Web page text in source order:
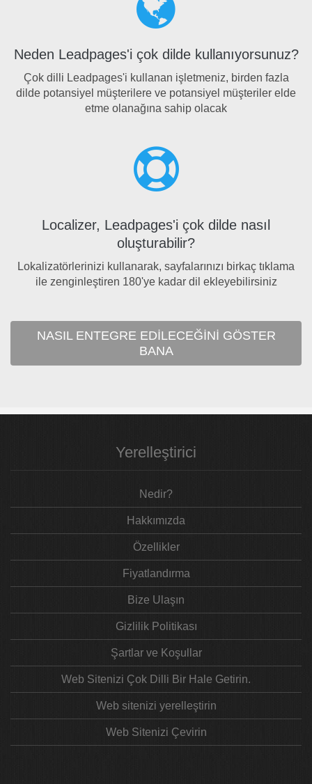
Neden Leadpages'i çok dilde kullanıyorsunuz?
Çok dilli Leadpages'i kullanan işletmeniz, birden fazla
dilde potansiyel müşterilere ve potansiyel müşteriler elde
etme olanağına sahip olacak
Localizer, Leadpages'i çok dilde nasıl
oluşturabilir?
Lokalizatörlerinizi kullanarak, sayfalarınızı birkaç tıklama
ile zenginleştiren 180'ye kadar dil ekleyebilirsiniz
NASIL ENTEGRE EDILECEĞINI GÖSTER
BANA
Yerelleştirici
Nedir?
Hakkımızda
Özellikler
Fiyatlandırma
Bize Ulaşın
Gizlilik Politikası
Şartlar ve Koşullar
Web Sitenizi Çok Dilli Bir Hale Getirin.
Web sitenizi yerelleştirin
Web Sitenizi Çevirin